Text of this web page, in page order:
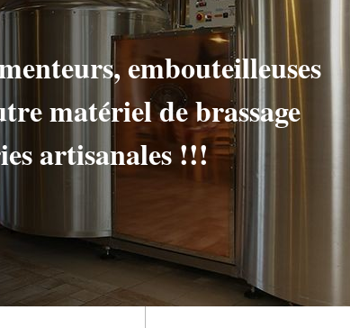
carbonatation,
matériel de brassage
artisanales !!!